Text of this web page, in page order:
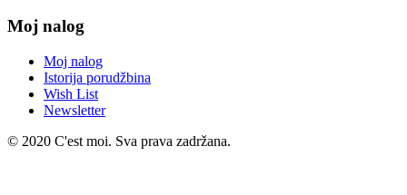
Moj nalog
Moj nalog
Istorija porudžbina
Wish List
Newsletter
© 2020 C'est moi. Sva prava zadržana.